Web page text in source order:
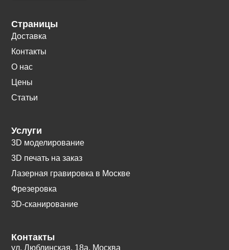
Страницы
Доставка
Контакты
О нас
Цены
Статьи
Услуги
3D моделирование
3D печать на заказ
Лазерная гравировка в Москве
Фрезеровка
3D-сканирование
Контакты
ул. Люблинская, 18а. Москва